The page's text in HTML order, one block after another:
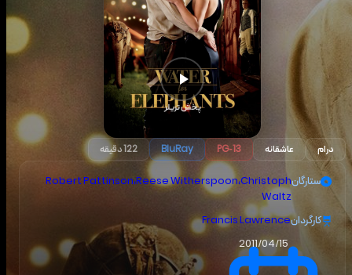
پخش تریلر
درام عاشقانه PG-13
BluRay 122 دقیقه
ستارگان Robert Pattinson،Reese Witherspoon،Christoph
Waltz
کارگردانFrancis Lawrence
2011/04/15